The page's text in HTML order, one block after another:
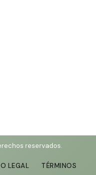
reservados.
LEGAL TÉRMINOS